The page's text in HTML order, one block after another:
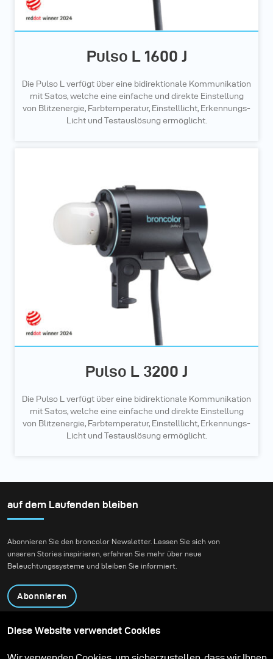
Pulso L 1600 J
Die Pulso L verfügt über eine bidirektionale Kommunikation
mit Satos, welche eine einfache und direkte Einstellung
von Blitzenergie, Farbtemperatur, Einstelllicht, Erkennungs-
Licht und Testauslösung ermöglicht.
Pulso L 3200 J
Die Pulso L verfügt über eine bidirektionale Kommunikation
mit Satos, welche eine einfache und direkte Einstellung
von Blitzenergie, Farbtemperatur, Einstelllicht, Erkennungs-
Licht und Testauslösung ermöglicht.
auf dem Laufenden bleiben
Abonnieren Sie den broncolor Newsletter. Lassen Sie sich von
unseren Stories inspirieren, erfahren Sie mehr über neue
Beleuchtungssysteme und bleiben Sie informiert.
Abonnieren
Kontakt
Technologien
Diese Website verwendet Cookies